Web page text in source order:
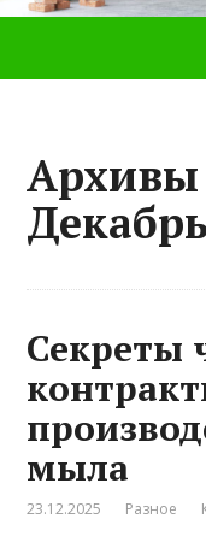
Архивы
Секреты
мыла
23.12.2025 Разное